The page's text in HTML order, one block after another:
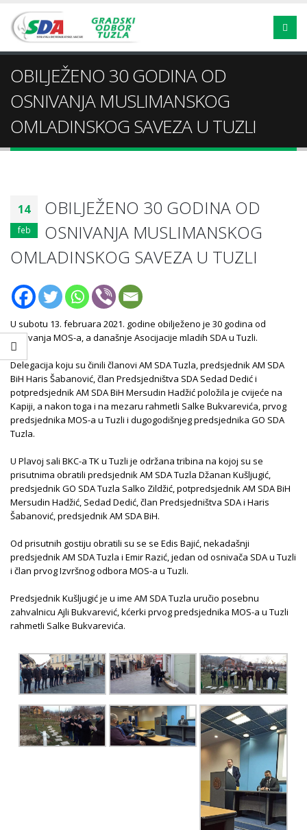
OBILJEŽENO 30 GODINA OD
OSNIVANJA MUSLIMANSKOG
OMLADINSKOG SAVEZA U TUZLI
14
feb
OBILJEŽENO 30 GODINA OD
OSNIVANJA MUSLIMANSKOG
OMLADINSKOG SAVEZA U TUZLI
U subotu 13. februara 2021. godine obilježeno je 30 godina od
osnivanja MOS-a, a današnje Asocijacije mladih SDA u Tuzli.
Delegacija koju su činili članovi AM SDA Tuzla, predsjednik AM SDA
BiH Haris Šabanović, član Predsjedništva SDA Sedad Dedić i
potpredsjednik AM SDA BiH Mersudin Hadžić položila je cvijeće na
Kapiji, a nakon toga i na mezaru rahmetli Salke Bukvarevića, prvog
predsjednika MOS-a u Tuzli i dugogodišnjeg predsjednika GO SDA
Tuzla.
U Plavoj sali BKC-a TK u Tuzli je održana tribina na kojoj su se
prisutnima obratili predsjednik AM SDA Tuzla Džanan Kušljugić,
predsjednik GO SDA Tuzla Salko Zildžić, potpredsjednik AM SDA BiH
Mersudin Hadžić, Sedad Dedić, član Predsjedništva SDA i Haris
Šabanović, predsjednik AM SDA BiH.
Od prisutnih gostiju obratili su se se Edis Bajić, nekadašnji
predsjednik AM SDA Tuzla i Emir Razić, jedan od osnivača SDA u Tuzli
i član prvog Izvršnog odbora MOS-a u Tuzli.
Predsjednik Kušljugić je u ime AM SDA Tuzla uručio posebnu
zahvalnicu Ajli Bukvarević, kćerki prvog predsjednika MOS-a u Tuzli
rahmetli Salke Bukvarevića.